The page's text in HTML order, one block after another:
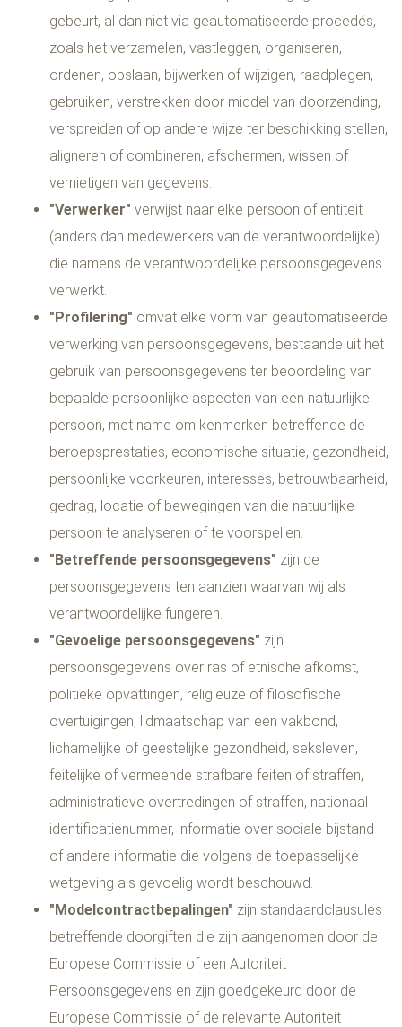
gebeurt, al dan niet via geautomatiseerde procedés,
zoals het verzamelen, vastleggen, organiseren,
ordenen, opslaan, bijwerken of wijzigen, raadplegen,
gebruiken, verstrekken door middel van doorzending,
verspreiden of op andere wijze ter beschikking stellen,
aligneren of combineren, afschermen, wissen of
vernietigen van gegevens.
"Verwerker" verwijst naar elke persoon of entiteit
(anders dan medewerkers van de verantwoordelijke)
die namens de verantwoordelijke persoonsgegevens
verwerkt.
"Profilering" omvat elke vorm van geautomatiseerde
verwerking van persoonsgegevens, bestaande uit het
gebruik van persoonsgegevens ter beoordeling van
bepaalde persoonlijke aspecten van een natuurlijke
persoon, met name om kenmerken betreffende de
beroepsprestaties, economische situatie, gezondheid,
persoonlijke voorkeuren, interesses, betrouwbaarheid,
gedrag, locatie of bewegingen van die natuurlijke
persoon te analyseren of te voorspellen.
"Betreffende persoonsgegevens" zijn de
persoonsgegevens ten aanzien waarvan wij als
verantwoordelijke fungeren.
"Gevoelige persoonsgegevens" zijn
persoonsgegevens over ras of etnische afkomst,
politieke opvattingen, religieuze of filosofische
overtuigingen, lidmaatschap van een vakbond,
lichamelijke of geestelijke gezondheid, seksleven,
feitelijke of vermeende strafbare feiten of straffen,
administratieve overtredingen of straffen, nationaal
identificatienummer, informatie over sociale bijstand
of andere informatie die volgens de toepasselijke
wetgeving als gevoelig wordt beschouwd.
"Modelcontractbepalingen" zijn standaardclausules
betreffende doorgiften die zijn aangenomen door de
Europese Commissie of een Autoriteit
Persoonsgegevens en zijn goedgekeurd door de
Europese Commissie of de relevante Autoriteit